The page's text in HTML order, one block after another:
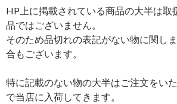
プ
HP上に掲載されている商品の大半は取
品ではございません。
そのため品切れの表記がない物に関し
合もございます。
特に記載のない物の大半はご注文をい
で当店に入荷してきます。